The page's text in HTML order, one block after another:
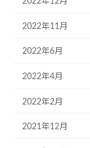
2022年11月
2022年6月
2022年4月
2022年2月
2021年12月